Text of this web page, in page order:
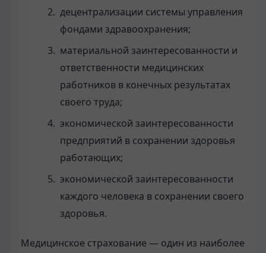
децентрализации системы управления
фондами здравоохранения;
материальной заинтересованности и
ответственности медицинских
работников в конечных результатах
своего труда;
экономической заинтересованности
предприятий в сохранении здоровья
работающих;
экономической заинтересованности
каждого человека в сохранении своего
здоровья.
Медицинское страхование — один из наиболее